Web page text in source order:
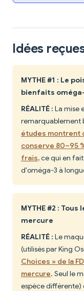
Idées
MYTHE #1 : Le
bienfaits
RÉALITÉ : La mise
remarquablement
études montrent
conserve 80–95
frais, ce qui en
d'oméga-3 à
MYTHE #2 :
mercure
RÉALITÉ : Le
(utilisés par King
Choices » de la
mercure. Seul le
espèce différente)